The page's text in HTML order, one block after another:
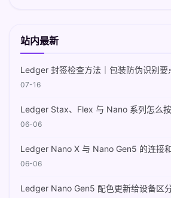
站内最新
Ledger 封签检查方法｜包装防伪识别要
07-16
Ledger Stax、Flex 与 Nano 系列怎么按
06-06
Ledger Nano X 与 Nano Gen5 的连接和
06-06
Ledger Nano Gen5 配色更新给设备区分